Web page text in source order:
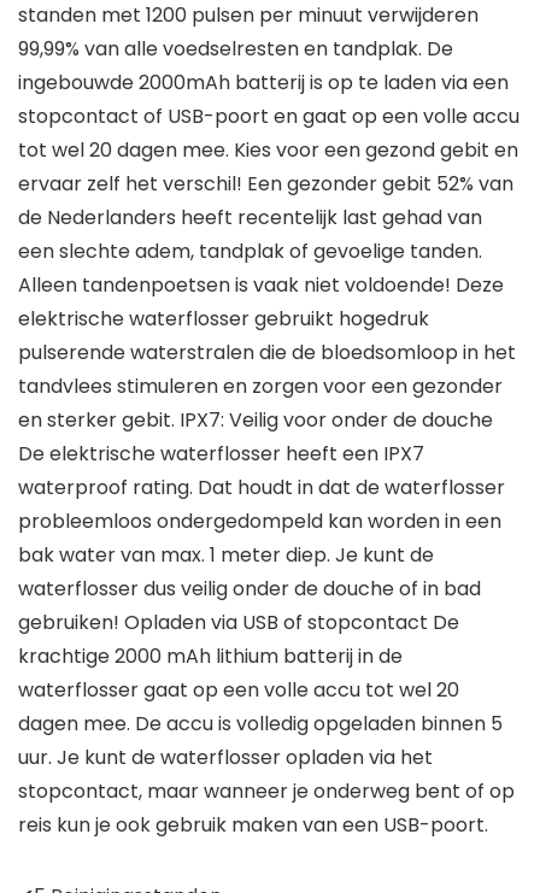
standen met 1200 pulsen per minuut verwijderen
99,99% van alle voedselresten en tandplak. De
ingebouwde 2000mAh batterij is op te laden via een
stopcontact of USB-poort en gaat op een volle accu
tot wel 20 dagen mee. Kies voor een gezond gebit en
ervaar zelf het verschil! Een gezonder gebit 52% van
de Nederlanders heeft recentelijk last gehad van
een slechte adem, tandplak of gevoelige tanden.
Alleen tandenpoetsen is vaak niet voldoende! Deze
elektrische waterflosser gebruikt hogedruk
pulserende waterstralen die de bloedsomloop in het
tandvlees stimuleren en zorgen voor een gezonder
en sterker gebit. IPX7: Veilig voor onder de douche
De elektrische waterflosser heeft een IPX7
waterproof rating. Dat houdt in dat de waterflosser
probleemloos ondergedompeld kan worden in een
bak water van max. 1 meter diep. Je kunt de
waterflosser dus veilig onder de douche of in bad
gebruiken! Opladen via USB of stopcontact De
krachtige 2000 mAh lithium batterij in de
waterflosser gaat op een volle accu tot wel 20
dagen mee. De accu is volledig opgeladen binnen 5
uur. Je kunt de waterflosser opladen via het
stopcontact, maar wanneer je onderweg bent of op
reis kun je ook gebruik maken van een USB-poort.